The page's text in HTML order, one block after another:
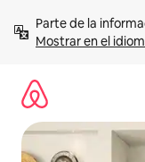
contenidoMostrar en el